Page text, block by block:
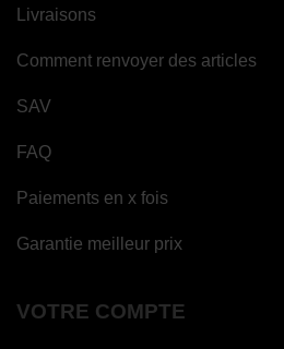
Livraisons
Comment renvoyer des articles
SAV
FAQ
Paiements en x fois
Garantie meilleur prix
VOTRE COMPTE